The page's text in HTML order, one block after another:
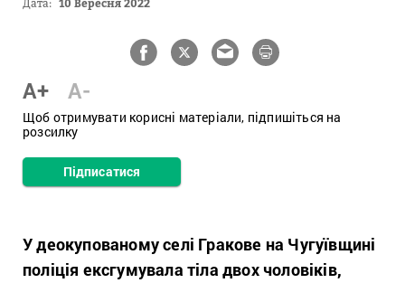
Дата: 10 Вересня 2022
A+ A-
Щоб отримувати корисні матеріали, підпишіться на
розсилку
Підписатися
У деокупованому селі Гракове на Чугуївщині
поліція ексгумувала тіла двох чоловіків,